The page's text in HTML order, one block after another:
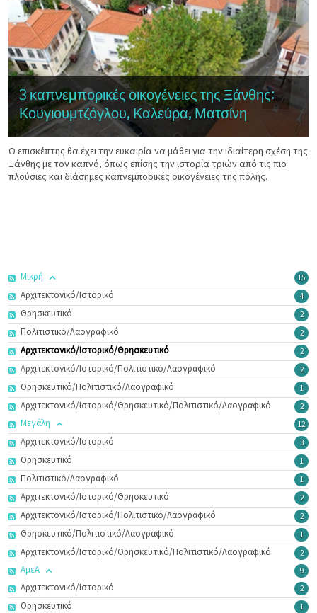
3 καπνεμπορικές οικογένειες της Ξάνθης:
Κουγιουμτζόγλου, Καλεύρα, Ματσίνη
Ο επισκέπτης θα έχει την ευκαιρία να μάθει για την ιδιαίτερη σχέση της
Ξάνθης με τον καπνό, όπως επίσης την ιστορία τριών από τις πιο
πλούσιες και διάσημες καπνεμπορικές οικογένειες της πόλης.
15
Μικρή
4
Αρχιτεκτονικό/Ιστορικό
2
Θρησκευτικό
2
Πολιτιστικό/Λαογραφικό
2
Αρχιτεκτονικό/Ιστορικό/Θρησκευτικό
2
Αρχιτεκτονικό/Ιστορικό/Πολιτιστικό/Λαογραφικό
1
Θρησκευτικό/Πολιτιστικό/Λαογραφικό
2
Αρχιτεκτονικό/Ιστορικό/Θρησκευτικό/Πολιτιστικό/Λαογραφικό
12
Μεγάλη
3
Αρχιτεκτονικό/Ιστορικό
1
Θρησκευτικό
1
Πολιτιστικό/Λαογραφικό
2
Αρχιτεκτονικό/Ιστορικό/Θρησκευτικό
2
Αρχιτεκτονικό/Ιστορικό/Πολιτιστικό/Λαογραφικό
1
Θρησκευτικό/Πολιτιστικό/Λαογραφικό
2
Αρχιτεκτονικό/Ιστορικό/Θρησκευτικό/Πολιτιστικό/Λαογραφικό
9
ΑμεΑ
2
Αρχιτεκτονικό/Ιστορικό
1
Θρησκευτικό